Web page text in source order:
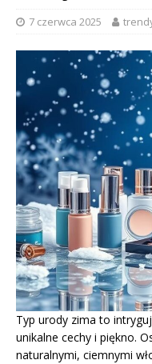
7 czerwca 2025
Typ urody zima to
unikalne cechy i piękno.
naturalnymi, ciemnymi